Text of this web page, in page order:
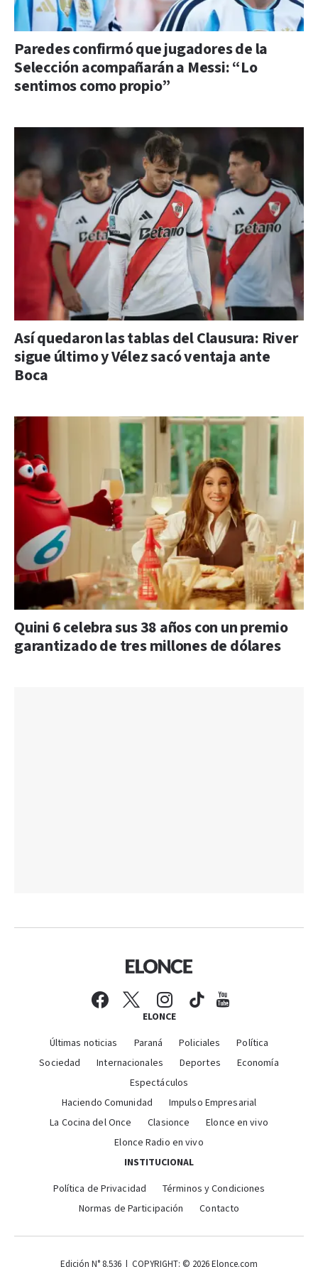
Paredes confirmó que jugadores de la
Selección acompañarán a Messi: “Lo
sentimos como propio”
Así quedaron las tablas del Clausura: River
sigue último y Vélez sacó ventaja ante
Boca
Quini 6 celebra sus 38 años con un premio
garantizado de tres millones de dólares
ELONCE
Últimas noticias Paraná Policiales
Política
Sociedad
Internacionales Deportes
Economía
Espectáculos
Haciendo Comunidad
Impulso Empresarial
La Cocina del Once
Clasionce
Elonce en vivo
Elonce Radio en vivo
INSTITUCIONAL
Política de Privacidad
Términos y Condiciones
Normas de Participación
Contacto
Edición N° 8.536 | COPYRIGHT: © 2026 Elonce.com